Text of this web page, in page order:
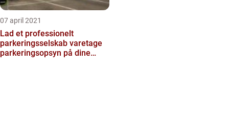
07 april 2021
Lad et professionelt
parkeringsselskab varetage
parkeringsopsyn på dine